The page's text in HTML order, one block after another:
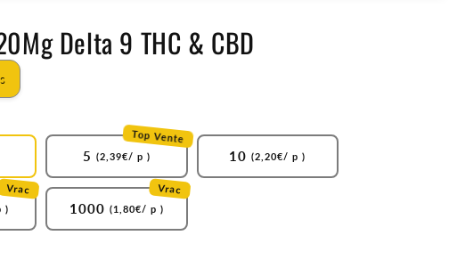
Delta 9 THC & CBD
5 (2,39€/ p )
Top Vente
10 (2,20€/ p )
(1,89€/ p )
Vrac
1000 (1,80€/ p )
Vrac